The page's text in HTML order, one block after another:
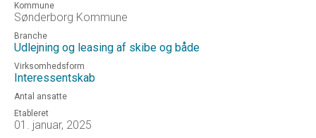
Kommune
Sønderborg Kommune
Branche
Udlejning og leasing af skibe og både
Virksomhedsform
Interessentskab
Antal ansatte
Etableret
01. januar, 2025